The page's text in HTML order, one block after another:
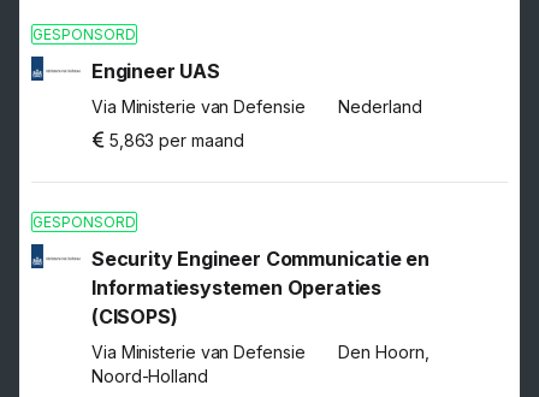
GESPONSORD
Engineer UAS
Via Ministerie van Defensie
Nederland
5,863 per maand
GESPONSORD
Security Engineer Communicatie en
Informatiesystemen Operaties
(CISOPS)
Via Ministerie van Defensie
Den Hoorn,
Noord-Holland